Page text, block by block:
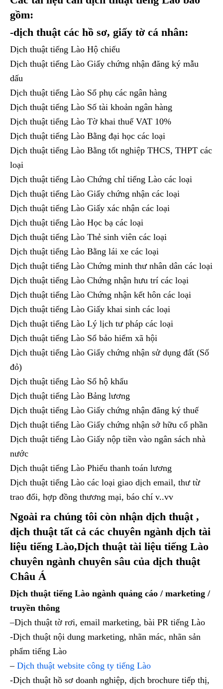
gồm:
-dịch thuật các hồ sơ, giấy tờ cá nhân:
Dịch thuật tiếng Lào Hộ chiếu
Dịch thuật tiếng Lào Giấy chứng nhận đăng ký mẫu
dấu
Dịch thuật tiếng Lào Sổ phụ các ngân hàng
Dịch thuật tiếng Lào Số tài khoản ngân hàng
Dịch thuật tiếng Lào Tờ khai thuế VAT 10%
Dịch thuật tiếng Lào Bằng đại học các loại
Dịch thuật tiếng Lào Bằng tốt nghiệp THCS, THPT các
loại
Dịch thuật tiếng Lào Chứng chỉ tiếng Lào các loại
Dịch thuật tiếng Lào Giấy chứng nhận các loại
Dịch thuật tiếng Lào Giấy xác nhận các loại
Dịch thuật tiếng Lào Học bạ các loại
Dịch thuật tiếng Lào Thẻ sinh viên các loại
Dịch thuật tiếng Lào Bằng lái xe các loại
Dịch thuật tiếng Lào Chứng minh thư nhân dân các loại
Dịch thuật tiếng Lào Chứng nhận hưu trí các loại
Dịch thuật tiếng Lào Chứng nhận kết hôn các loại
Dịch thuật tiếng Lào Giấy khai sinh các loại
Dịch thuật tiếng Lào Lý lịch tư pháp các loại
Dịch thuật tiếng Lào Sổ bảo hiểm xã hội
Dịch thuật tiếng Lào Giấy chứng nhận sử dụng đất (Số
đỏ)
Dịch thuật tiếng Lào Sổ hộ khẩu
Dịch thuật tiếng Lào Bảng lương
Dịch thuật tiếng Lào Giấy chứng nhận đăng ký thuế
Dịch thuật tiếng Lào Giấy chứng nhận sở hữu cổ phần
Dịch thuật tiếng Lào Giấy nộp tiền vào ngân sách nhà
nước
Dịch thuật tiếng Lào Phiếu thanh toán lương
Dịch thuật tiếng Lào các loại giao dịch email, thư từ
trao đổi, hợp đồng thương mại, báo chí v..vv
Ngoài ra chúng tôi còn nhận dịch thuật ,
dịch thuật tất cả các chuyên ngành dịch tài
liệu tiếng Lào,Dịch thuật tài liệu tiếng Lào
chuyên ngành chuyên sâu của dịch thuật
Châu Á
Dịch thuật tiếng Lào ngành quảng cáo / marketing /
truyền thông
–Dịch thuật tờ rơi, email marketing, bài PR tiếng Lào
-Dịch thuật nội dung marketing, nhãn mác, nhãn sản
phẩm tiếng Lào
– Dịch thuật website công ty tiếng Lào
-Dịch thuật hồ sơ doanh nghiệp, dịch brochure tiếp thị,